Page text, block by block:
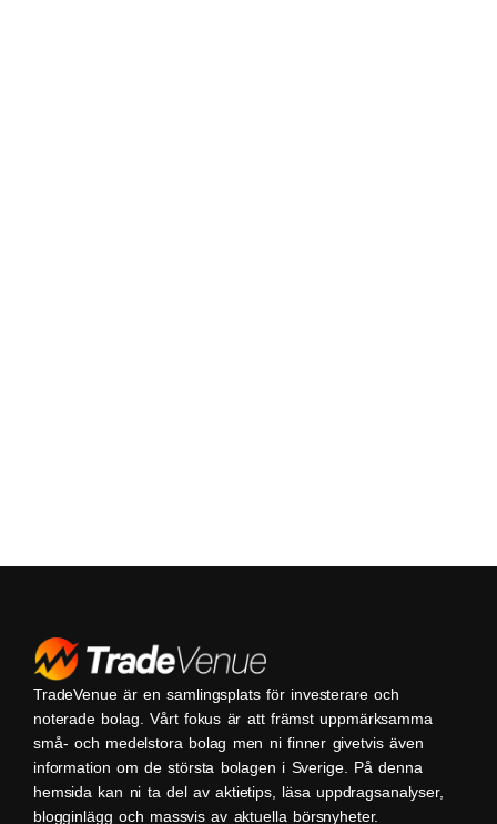
TradeVenue är en samlingsplats för investerare och
noterade bolag. Vårt fokus är att främst uppmärksamma
små- och medelstora bolag men ni finner givetvis även
information om de största bolagen i Sverige. På denna
hemsida kan ni ta del av aktietips, läsa uppdragsanalyser,
blogginlägg och massvis av aktuella börsnyheter.